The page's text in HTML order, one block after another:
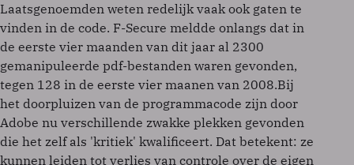
Laatsgenoemden weten redelijk vaak ook gaten te
vinden in de code. F-Secure meldde onlangs dat in
de eerste vier maanden van dit jaar al 2300
gemanipuleerde pdf-bestanden waren gevonden,
tegen 128 in de eerste vier maanen van 2008.Bij
het doorpluizen van de programmacode zijn door
Adobe nu verschillende zwakke plekken gevonden
die het zelf als 'kritiek' kwalificeert. Dat betekent: ze
kunnen leiden tot verlies van controle over de eigen